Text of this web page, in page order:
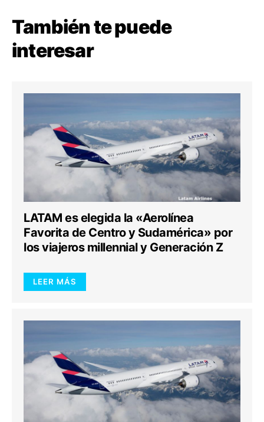
También te puede
interesar
LATAM es elegida la «Aerolínea
Favorita de Centro y Sudamérica» por
los viajeros millennial y Generación Z
LEER MÁS